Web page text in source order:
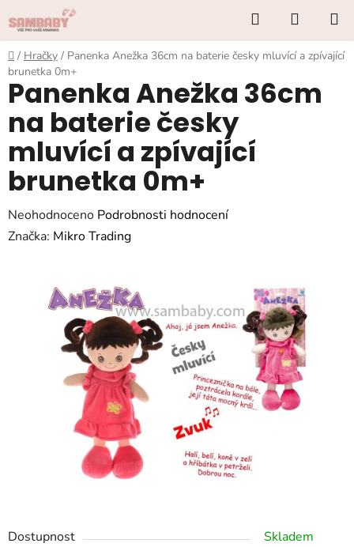
na
obsah
Hledat
KOŠÍK
Domů
/ Hračky / Panenka Anežka 36cm na baterie česky mluvící a zpívající
brunetka 0m+
Dostupnost
Skladem
Panenka Anežka 36cm
na baterie česky
mluvící a zpívající
brunetka 0m+
Průměrné
hodnocení
Neohodnoceno Podrobnosti hodnocení
Značka: Mikro Trading